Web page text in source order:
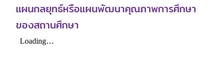
แผนกลยุทธ์หรือแผนพัฒนาคุณภาพการศึกษา
ของสถานศึกษา